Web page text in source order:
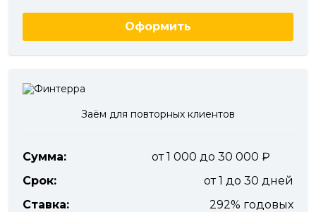
Оформить
Заём для повторных клиентов
Сумма:
от 1 000 до 30 000
Срок:
от 1 до 30 дней
Ставка:
292% годовых